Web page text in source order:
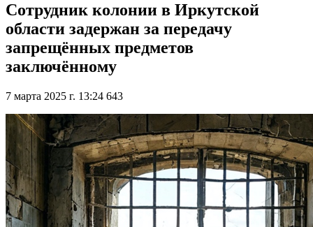
Сотрудник колонии в Иркутской
области задержан за передачу
запрещённых предметов
заключённому
7 марта 2025 г. 13:24 643